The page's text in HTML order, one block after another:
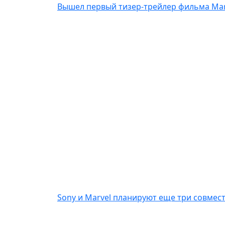
Вышел первый тизер-трейлер фильма
Sony и Marvel планируют еще три